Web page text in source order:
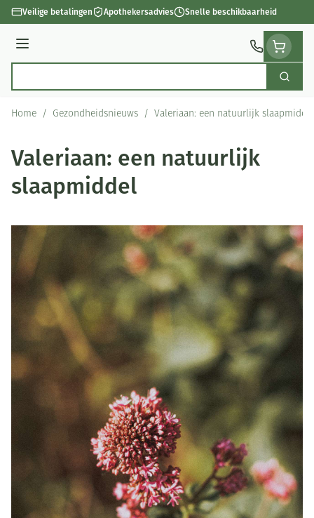
Ga naar de inhoud
Veilige betalingen Apothekersadvies Snelle beschikbaarheid
Menu
Zoek
Home / Gezondheidsnieuws / Valeriaan: een natuurlijk slaapmiddel
Valeriaan: een natuurlijk
slaapmiddel